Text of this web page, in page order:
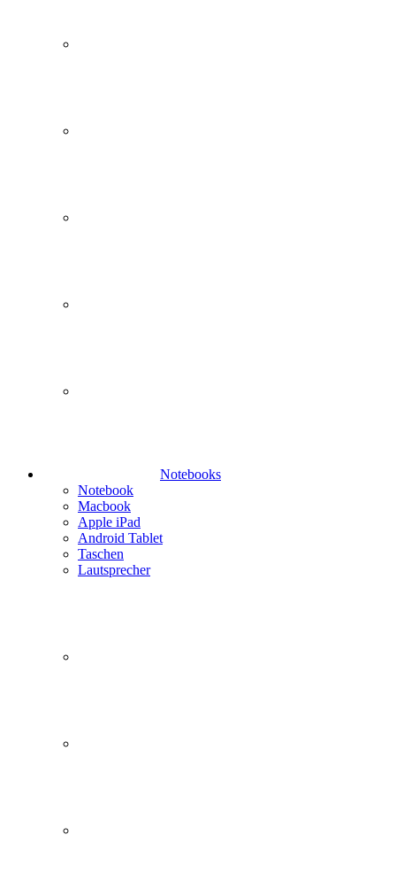
Notebooks
Notebook
Macbook
Apple iPad
Android Tablet
Taschen
Lautsprecher